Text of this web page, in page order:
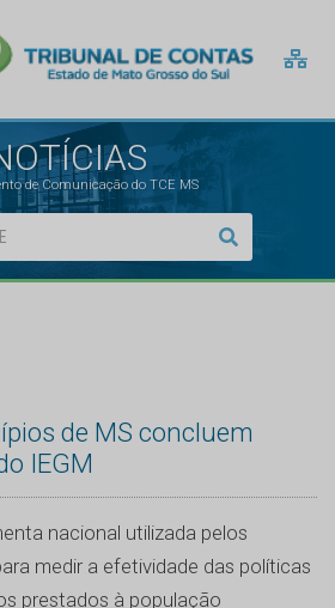
de Comunicação do TCE MS
de MS concluem
IEGM
nacional utilizada pelos
medir a efetividade das políticas
prestados à população